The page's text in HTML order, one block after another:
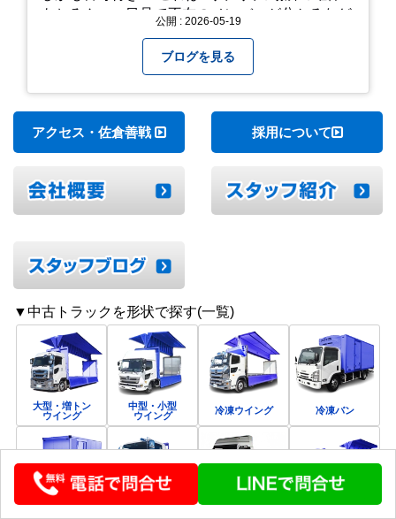
もちろん、一目見て不在のメンバーが分かるなど
は毎月「環境整備点検」を実施し、お客様や共に
働くスタッフの為、会社を皆で良くしていく取り
組みを実施しております！ 心一新！これからも努
力を重ねてまいります！
公開 : 2026-05-19
ブログを見る
アクセス・佐倉善戦 採用について
▼中古トラックを形状で探す(一覧)
大型・増トン
ウイング
中型・小型
ウイング
冷凍ウイング 冷凍バン